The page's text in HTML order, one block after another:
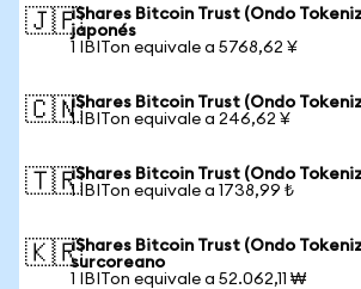
🇯🇵iShares Bitcoin Trust (Ondo
japonés
1 IBITon equivale a 5768,62 ¥
🇨🇳iShares Bitcoin Trust (Ondo
1 IBITon equivale a 246,62 ¥
🇹🇷iShares Bitcoin Trust (Ondo
1 IBITon equivale a 1738,99 ₺
🇰🇷iShares Bitcoin Trust (Ondo
surcoreano
1 IBITon equivale a 52.062,11 ₩